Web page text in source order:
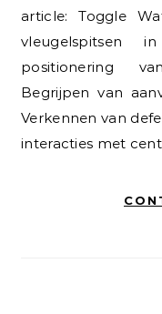
article: Toggle
vleugelspitsen
positionering
Begrijpen van
Verkennen van
interacties met